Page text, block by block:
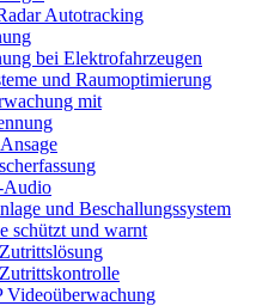
Autotracking​
bei Elektrofahrzeugen
und Raumoptimierung
mit
Audio
und Beschallungssystem
schützt und warnt
Videoüberwachung